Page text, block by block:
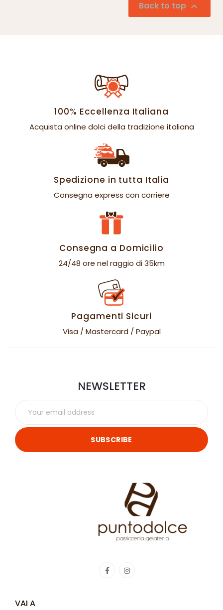
Back to top 
100% Eccellenza Italiana
Acquista online dolci della tradizione italiana
Spedizione in tutta Italia
Consegna express con corriere
Consegna a Domicilio
24/48 ore nel raggio di 35km
Pagamenti Sicuri
Visa / Mastercard / Paypal
NEWSLETTER
SUBSCRIBE
VAI A